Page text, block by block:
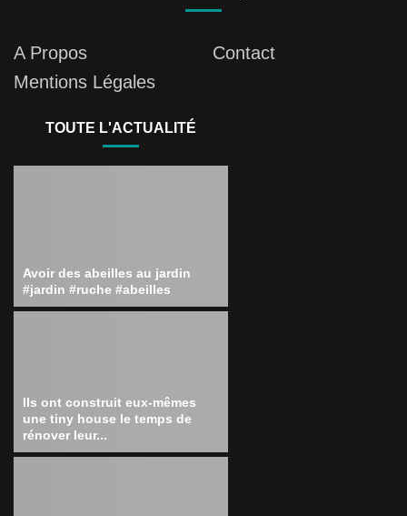
A Propos
Contact
Mentions Légales
TOUTE L'ACTUALITÉ
Avoir des abeilles au jardin
#jardin #ruche #abeilles
Ils ont construit eux-mêmes
une tiny house le temps de
rénover leur...